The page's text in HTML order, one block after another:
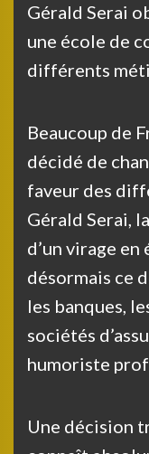
Gérald Serai
une école de
différents
Beaucoup de
décidé de
faveur des
Gérald Serai,
d’un virage
désormais ce
les banques,
sociétés
humoriste
Une décision